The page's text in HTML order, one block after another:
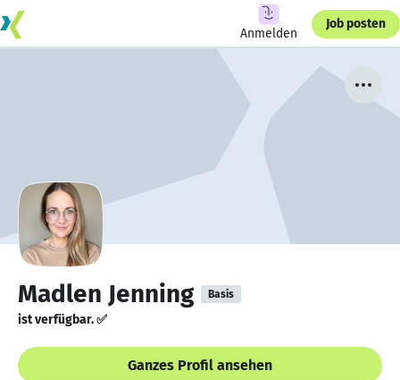
Anmelden
Job posten
Madlen Jenning Basis
ist verfügbar. ✅
Ganzes Profil ansehen